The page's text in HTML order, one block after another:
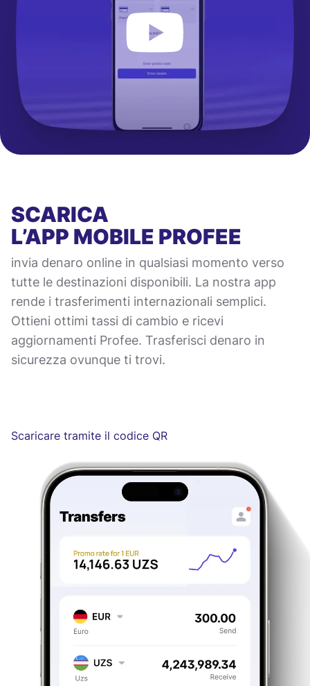
SCARICA
L’APP MOBILE PROFEE
invia denaro online in qualsiasi momento verso
tutte le destinazioni disponibili. La nostra app
rende i trasferimenti internazionali semplici.
Ottieni ottimi tassi di cambio e ricevi
aggiornamenti Profee. Trasferisci denaro in
sicurezza ovunque ti trovi.
Scaricare tramite il codice QR